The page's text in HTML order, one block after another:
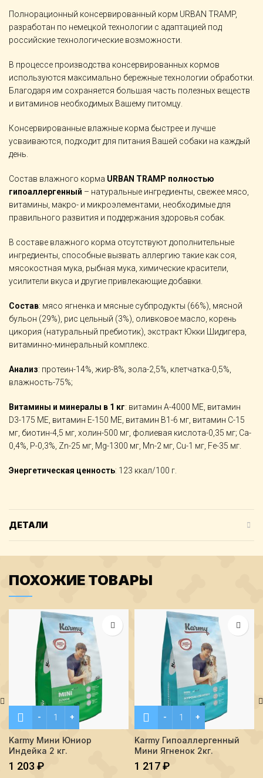
Полнорационный консервированный корм URBAN TRAMP,
разработан по немецкой технологии с адаптацией под
российские технологические возможности.
В процессе производства консервированных кормов
используются максимально бережные технологии обработки.
Благодаря им сохраняется большая часть полезных веществ
и витаминов необходимых Вашему питомцу.
Консервированные влажные корма быстрее и лучше
усваиваются, подходит для питания Вашей собаки на каждый
день.
Состав влажного корма URBAN TRAMP полностью
гипоаллергенный – натуральные ингредиенты, свежее мясо,
витамины, макро- и микроэлементами, необходимые для
правильного развития и поддержания здоровья собак.
В составе влажного корма отсутствуют дополнительные
ингредиенты, способные вызвать аллергию такие как соя,
мясокостная мука, рыбная мука, химические красители,
усилители вкуса и другие привлекающие добавки.
Состав: мясо ягненка и мясные субпродукты (66%), мясной
бульон (29%), рис цельный (3%), оливковое масло, корень
цикория (натуральный пребиотик), экстракт Юкки Шидигера,
витаминно-минеральный комплекс.
Анализ: протеин-14%, жир-8%, зола-2,5%, клетчатка-0,5%,
влажность-75%;
Витамины и минералы в 1 кг: витамин А-4000 МЕ, витамин
D3-175 МЕ, витамин Е-150 МЕ, витамин В1-6 мг, витамин С-15
мг, биотин-4,5 мг, холин-500 мг, фолиевая кислота-0,35 мг; Ca-
0,4%, P-0,3%, Zn-25 мг, Mg-1300 мг, Mn-2 мг, Cu-1 мг, Fe-35 мг.
Энергетическая ценность: 123 ккал/100 г.
ДЕТАЛИ
ПОХОЖИЕ ТОВАРЫ
Количество Karmy Мини Юниор Индейка 2 кг.
Karmy Мини Юниор
Индейка 2 кг.
1 203₽
Количество Karmy
Karmy Гипоаллергенный
Мини Ягненок 2кг.
1 217₽